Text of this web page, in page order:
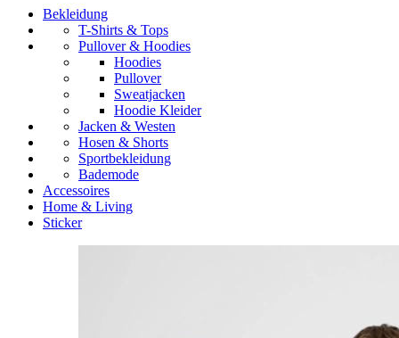
Bekleidung
T-Shirts & Tops
Pullover & Hoodies
Hoodies
Pullover
Sweatjacken
Hoodie Kleider
Jacken & Westen
Hosen & Shorts
Sportbekleidung
Bademode
Accessoires
Home & Living
Sticker